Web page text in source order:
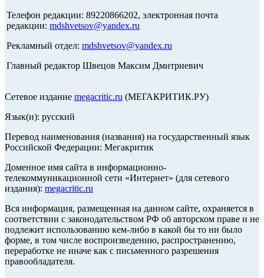
Телефон редакции: 89220866202, электронная почта
редакции: mdshvetsov@yandex.ru
Рекламный отдел: mdshvetsov@yandex.ru
Главный редактор Швецов Максим Дмитриевич
Сетевое издание megacritic.ru (МЕГАКРИТИК.РУ)
Язык(и): русский
Перевод наименования (названия) на государственный язык
Российской Федерации: Мегакритик
Доменное имя сайта в информационно-
телекоммуникационной сети «Интернет» (для сетевого
издания): megacritic.ru
Вся информация, размещенная на данном сайте, охраняется в
соответствии с законодательством РФ об авторском праве и не
подлежит использованию кем-либо в какой бы то ни было
форме, в том числе воспроизведению, распространению,
переработке не иначе как с письменного разрешения
правообладателя.